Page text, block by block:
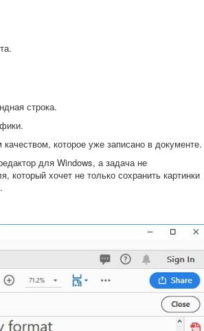
строка.
которое уже записано в документе.
для Windows, а задача не
который хочет не только сохранить картинки